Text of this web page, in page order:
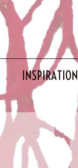
INSPIRATION